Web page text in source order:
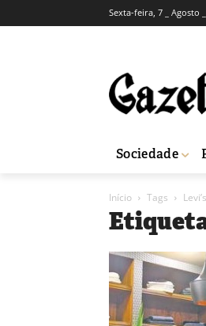
Sexta-feira, 7 _ Agosto
Sociedade
Início Tags Levi’s